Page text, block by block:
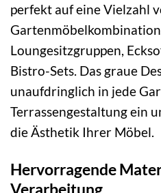
perfekt auf eine Vielzahl
Loungesitzgruppen,
Bistro-Sets. Das graue
unaufdringlich in jede
Terrassengestaltung ein
die Ästhetik Ihrer Möbel.
Hervorragende
Verarbeitung